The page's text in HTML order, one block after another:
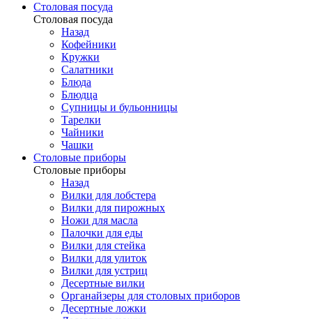
Столовая посуда
Столовая посуда
Назад
Кофейники
Кружки
Салатники
Блюда
Блюдца
Супницы и бульонницы
Тарелки
Чайники
Чашки
Cтоловые приборы
Cтоловые приборы
Назад
Вилки для лобстера
Вилки для пирожных
Ножи для масла
Палочки для еды
Вилки для стейка
Вилки для улиток
Вилки для устриц
Десертные вилки
Органайзеры для столовых приборов
Десертные ложки